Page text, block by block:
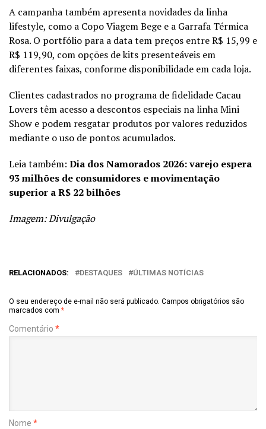
A campanha também apresenta novidades da linha
lifestyle, como a Copo Viagem Bege e a Garrafa Térmica
Rosa. O portfólio para a data tem preços entre R$ 15,99 e
R$ 119,90, com opções de kits presenteáveis em
diferentes faixas, conforme disponibilidade em cada loja.
Clientes cadastrados no programa de fidelidade Cacau
Lovers têm acesso a descontos especiais na linha Mini
Show e podem resgatar produtos por valores reduzidos
mediante o uso de pontos acumulados.
Leia também: Dia dos Namorados 2026: varejo espera
93 milhões de consumidores e movimentação
superior a R$ 22 bilhões
Imagem: Divulgação
RELACIONADOS: DESTAQUES ÚLTIMAS NOTÍCIAS
O seu endereço de e-mail não será publicado. Campos obrigatórios são
marcados com *
Comentário *
Nome *